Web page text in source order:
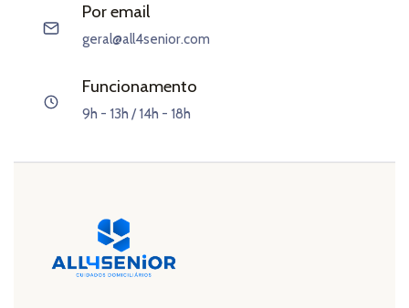
Por email
geral@all4senior.com
Funcionamento
9h - 13h / 14h - 18h